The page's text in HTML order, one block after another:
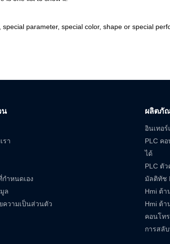
parameter, special color, shape or special
น
รา
กำหนดเอง
ล
ความเป็นส่วนตัว
ผลิตภั
อินเทอ
PLC ค
ได้
PLC ตั
มัลติทัช
Hmi ต้า
Hmi ต้
คอนโท
การสลั